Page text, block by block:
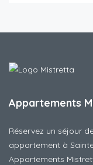
Appartements
Réservez un séjour
appartement à
Appartements